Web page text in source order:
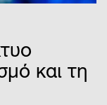
και τη